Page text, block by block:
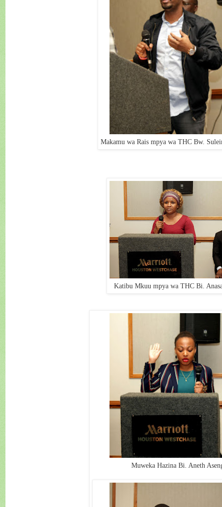
Makamu wa Rais mpya wa THC Bw.
Katibu Mkuu mpya wa THC Bi.
Muweka Hazina Bi. Aneth